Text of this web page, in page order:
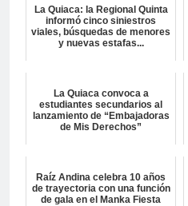
La Quiaca: la Regional Quinta
informó cinco siniestros
viales, búsquedas de menores
y nuevas estafas...
La Quiaca convoca a
estudiantes secundarios al
lanzamiento de “Embajadoras
de Mis Derechos”
Raíz Andina celebra 10 años
de trayectoria con una función
de gala en el Manka Fiesta